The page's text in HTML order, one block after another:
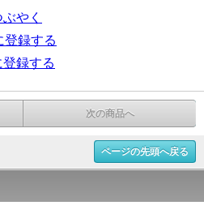
やく
登録する
録する
次の商品へ
ページの先頭へ戻る